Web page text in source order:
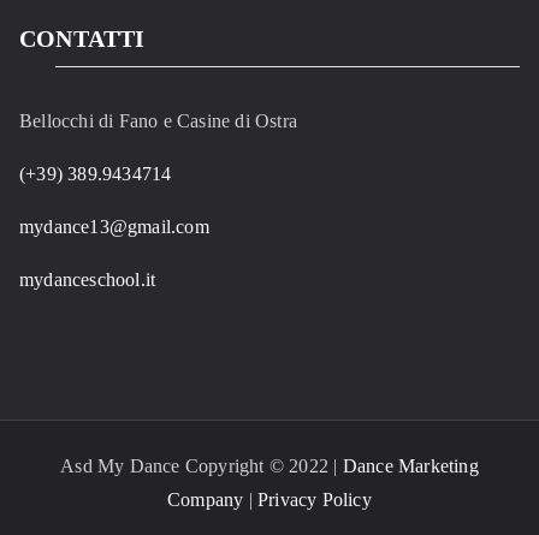
CONTATTI
Bellocchi di Fano e Casine di Ostra
(+39) 389.9434714
mydance13@gmail.com
mydanceschool.it
Asd My Dance Copyright © 2022 | Dance Marketing
Company |Privacy Policy